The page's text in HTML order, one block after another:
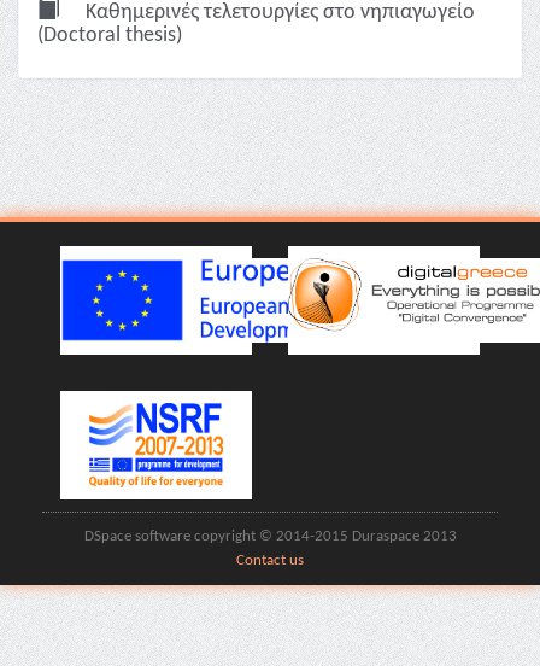
Καθημερινές τελετουργίες στο νηπιαγωγείο
(Doctoral thesis)
DSpace software copyright © 2014-2015 Duraspace 2013
Contact us